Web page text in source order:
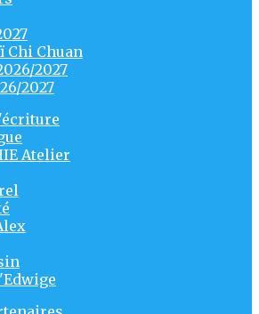
Chi Chuan
2027
2027
Atelier